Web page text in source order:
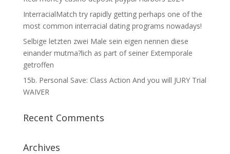
InterracialMatch try rapidly getting perhaps one of the
most common interracial dating programs nowadays!
Selbige letzten zwei Male sein eigen nennen diese
einander mutma?lich as part of seiner Extemporale
getroffen
15b. Personal Save: Class Action And you will JURY Trial
WAIVER
Recent Comments
Archives